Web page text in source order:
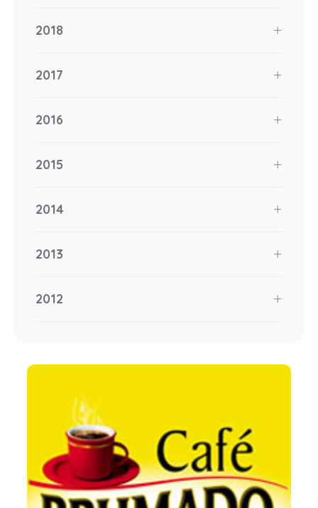
2018
2017
2016
2015
2014
2013
2012